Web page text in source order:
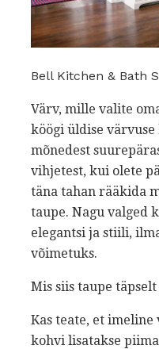
Bell Kitchen & Bath
Värv, mille valite
köögi üldise
mõnedest
vihjetest, kui olete
täna tahan rääkida
taupe. Nagu valged
elegantsi ja stiili,
võimetuks.
Mis siis taupe täpselt
Kas teate, et
kohvi lisatakse